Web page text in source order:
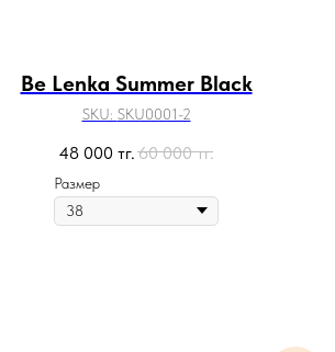
Be Lenka Summer Black
SKU: SKU0001-2
48 000 тг.60 000 тг.
Размер